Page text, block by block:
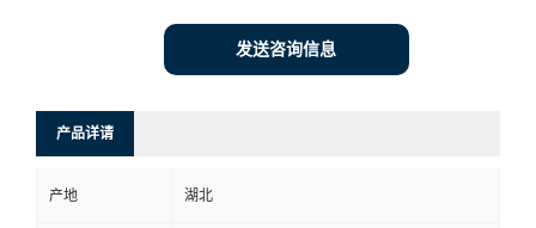
发送咨询信息
产品详请
产地 湖北